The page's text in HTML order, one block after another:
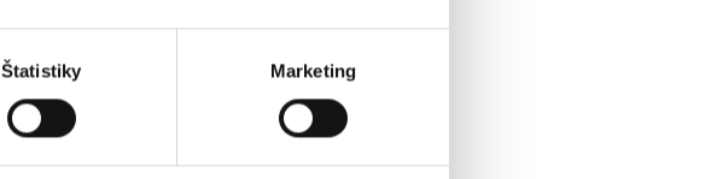
Štatistiky Marketing